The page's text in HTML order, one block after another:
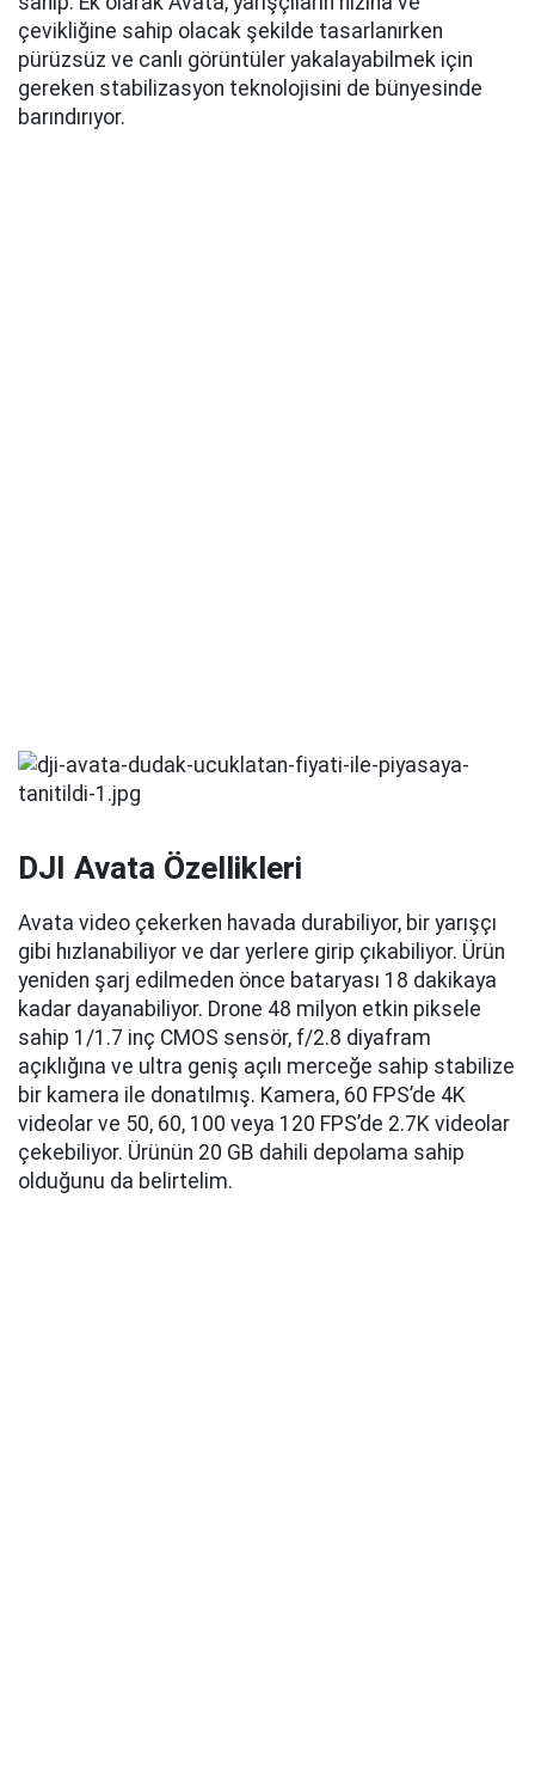
çevikliğine sahip olacak şekilde tasarlanırken
pürüzsüz ve canlı görüntüler yakalayabilmek için
gereken stabilizasyon teknolojisini de bünyesinde
barındırıyor.
DJI Avata Özellikleri
Avata video çekerken havada durabiliyor, bir yarışçı
gibi hızlanabiliyor ve dar yerlere girip çıkabiliyor. Ürün
yeniden şarj edilmeden önce bataryası 18 dakikaya
kadar dayanabiliyor. Drone 48 milyon etkin piksele
sahip 1/1.7 inç CMOS sensör, f/2.8 diyafram
açıklığına ve ultra geniş açılı merceğe sahip stabilize
bir kamera ile donatılmış. Kamera, 60 FPS’de 4K
videolar ve 50, 60, 100 veya 120 FPS’de 2.7K videolar
çekebiliyor. Ürünün 20 GB dahili depolama sahip
olduğunu da belirtelim.